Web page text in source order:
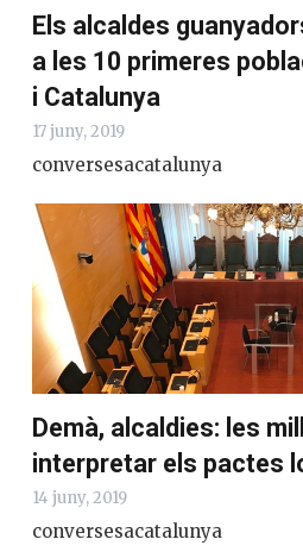
Els alcaldes
a les 10 primeres
i Catalunya
17 juny, 2019
conversesacatalunya
Demà, alcaldies: les
interpretar els pactes
14 juny, 2019
conversesacatalunya